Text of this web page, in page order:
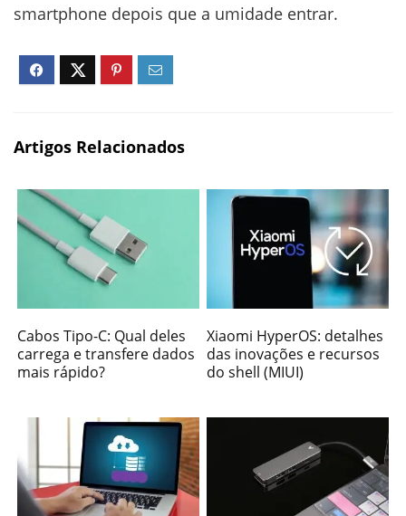
smartphone depois que a umidade entrar.
Artigos Relacionados
Cabos Tipo-C: Qual deles
carrega e transfere dados
mais rápido?
Xiaomi HyperOS: detalhes
das inovações e recursos
do shell (MIUI)